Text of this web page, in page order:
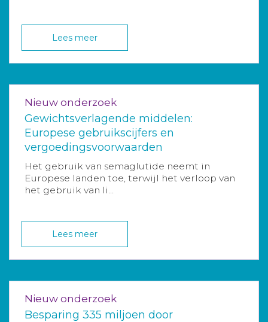
Lees meer
Nieuw onderzoek
Gewichtsverlagende middelen:
Europese gebruikscijfers en
vergoedingsvoorwaarden
Het gebruik van semaglutide neemt in
Europese landen toe, terwijl het verloop van
het gebruik van li...
Lees meer
Nieuw onderzoek
Besparing 335 miljoen door